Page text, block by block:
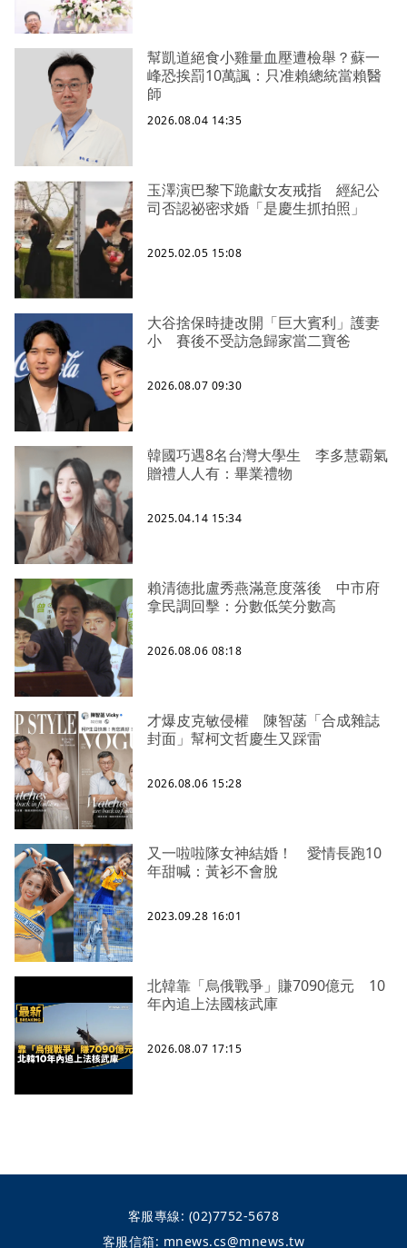
幫凱道絕食小雞量血壓遭檢舉？蘇一
峰恐挨罰10萬諷：只准賴總統當賴醫
師
2026.08.04 14:35
玉澤演巴黎下跪獻女友戒指 經紀公
司否認祕密求婚「是慶生抓拍照」
2025.02.05 15:08
大谷捨保時捷改開「巨大賓利」護妻
小 賽後不受訪急歸家當二寶爸
2026.08.07 09:30
韓國巧遇8名台灣大學生 李多慧霸氣
贈禮人人有：畢業禮物
2025.04.14 15:34
賴清德批盧秀燕滿意度落後 中市府
拿民調回擊：分數低笑分數高
2026.08.06 08:18
才爆皮克敏侵權 陳智菡「合成雜誌
封面」幫柯文哲慶生又踩雷
2026.08.06 15:28
又一啦啦隊女神結婚！ 愛情長跑10
年甜喊：黃衫不會脫
2023.09.28 16:01
北韓靠「烏俄戰爭」賺7090億元 10
年內追上法國核武庫
2026.08.07 17:15
客服專線: (02)7752-5678
客服信箱: mnews.cs@mnews.tw